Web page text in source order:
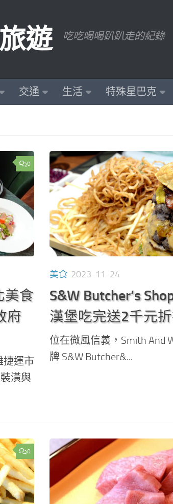
遊 吃吃喝喝趴趴走的紀錄
交通 生活 特殊星巴克
0
美食
府
捷運市
潢與
美食 2023-11-24
S&W Butcher’s
漢堡吃完送2千元
位在微風信義，Smith And
牌 S&W Butcher&...
0